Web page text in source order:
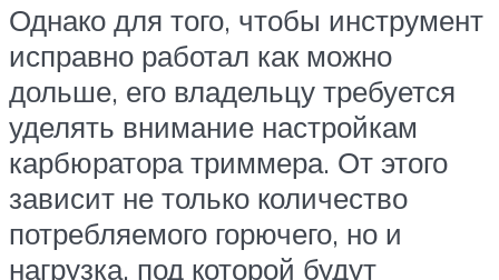
Однако для того, чтобы инструмент
исправно работал как можно
дольше, его владельцу требуется
уделять внимание настройкам
карбюратора триммера. От этого
зависит не только количество
потребляемого горючего, но и
нагрузка, под которой будут